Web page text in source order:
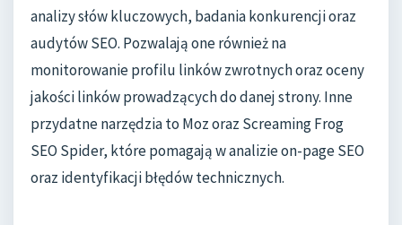
analizy słów kluczowych, badania konkurencji oraz
audytów SEO. Pozwalają one również na
monitorowanie profilu linków zwrotnych oraz oceny
jakości linków prowadzących do danej strony. Inne
przydatne narzędzia to Moz oraz Screaming Frog
SEO Spider, które pomagają w analizie on-page SEO
oraz identyfikacji błędów technicznych.